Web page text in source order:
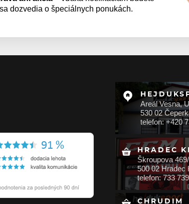
dozvedia o špeciálnych ponukách.
Areál Vesna,
530 02
telefon: +420
HRADEC
Škroupova
500 02 Hradec
telefon: 733
CHRUDIM